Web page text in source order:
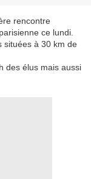
rencontre
ce lundi.
situées à 30 km de
des élus mais aussi